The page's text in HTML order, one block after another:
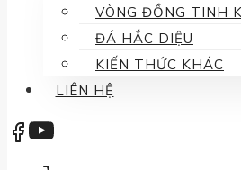
VÒNG ĐỒNG TINH
ĐÁ HẮC DIỆU
KIẾN THỨC KHÁC
LIÊN HỆ